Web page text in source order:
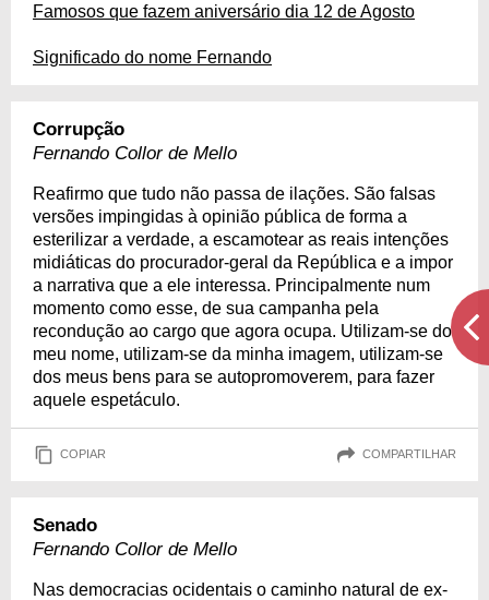
Famosos que fazem aniversário dia 12 de Agosto
Significado do nome Fernando
Corrupção
Fernando Collor de Mello
Reafirmo que tudo não passa de ilações. São falsas
versões impingidas à opinião pública de forma a
esterilizar a verdade, a escamotear as reais intenções
midiáticas do procurador-geral da República e a impor
a narrativa que a ele interessa. Principalmente num
momento como esse, de sua campanha pela
recondução ao cargo que agora ocupa. Utilizam-se do
meu nome, utilizam-se da minha imagem, utilizam-se
dos meus bens para se autopromoverem, para fazer
aquele espetáculo.
COPIAR COMPARTILHAR
Senado
Fernando Collor de Mello
Nas democracias ocidentais o caminho natural de ex-